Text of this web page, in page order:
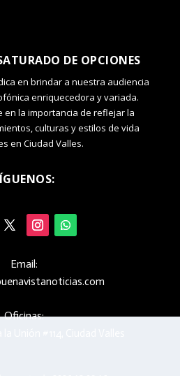
DE OPCIONES
en brindar a nuestra audiencia
enriquecedora y variada.
en la importancia de reflejar la
culturas y estilos de vida
en Ciudad Valles.
Email:
Oficinas: